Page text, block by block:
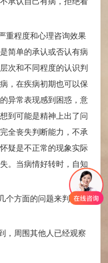
程度和心理咨询效果
简单的承认或否认有病
次和不同程度的认识判
，在疾病初期也可以保
异常表现感到困惑，意
到可能是精神上出了问
全丧失判断能力，不承
疑是不正常的现象实际
。当病情好转时，自知
方面的问题来判断自
，周围其他人已经观察